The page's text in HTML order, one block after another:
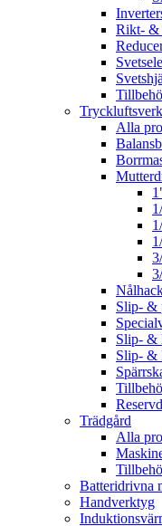
Rikt- &
Alla
Slip- &
Slip- &
Slip- &
Trädgård
Alla
Batteridrivna
Handverktyg